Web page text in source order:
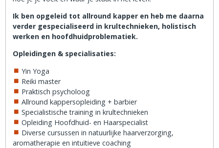
Ik ben opgeleid tot allround kapper en heb me daarna
verder gespecialiseerd in krultechnieken, holistisch
werken en hoofdhuidproblematiek.
Opleidingen & specialisaties:
Yin Yoga
Reiki master
Praktisch psycholoog
Allround kappersopleiding + barbier
Specialistische training in krultechnieken
Opleiding Hoofdhuid- en Haarspecialist
Diverse cursussen in natuurlijke haarverzorging,
aromatherapie en intuïtieve coaching